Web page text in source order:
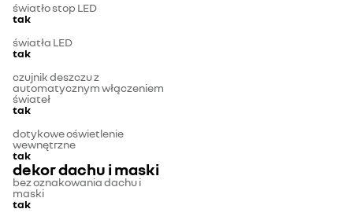
światło stop LED
tak
światła LED
tak
czujnik deszczu z
automatycznym włączeniem
świateł
tak
dotykowe oświetlenie
wewnętrzne
tak
dekor dachu i maski
bez oznakowania dachu i
maski
tak